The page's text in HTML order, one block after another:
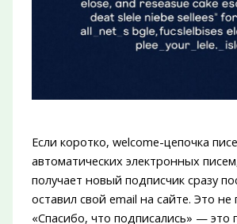
Если коротко, welcome-цепочка
автоматических электронных
получает новый подписчик сразу
оставил свой email на сайте. Это не
«Спасибо, что подписались» — это